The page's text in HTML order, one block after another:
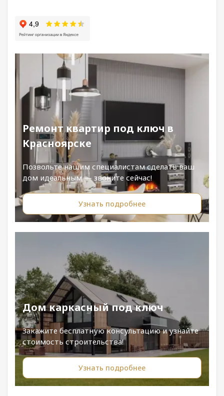
Ремонт квартир под ключ в
Красноярске
Позвольте нашим специалистам сделать ваш
дом идеальным — звоните сейчас!
Узнать подробнее
Дом каркасный под ключ
Закажите бесплатную консультацию и узнайте
стоимость строительства!
Узнать подробнее